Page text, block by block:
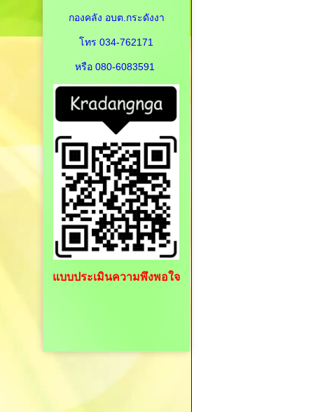
กองคลัง อบต.กระดังงา
โทร 034-762171
หรือ 080-6083591
แบบประเมินความพึงพอใจ